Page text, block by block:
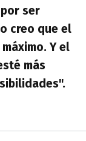
ser
creo que el
Y el
más